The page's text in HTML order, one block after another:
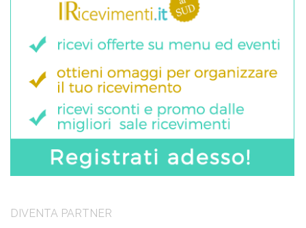
DIVENTA PARTNER